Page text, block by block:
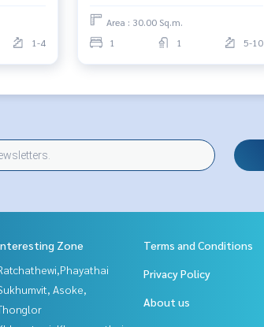
1-4
Area : 30.00 Sq.m.
1
1 5-10
Zone
Asoke,
Terms and Conditions
Privacy Policy
About us